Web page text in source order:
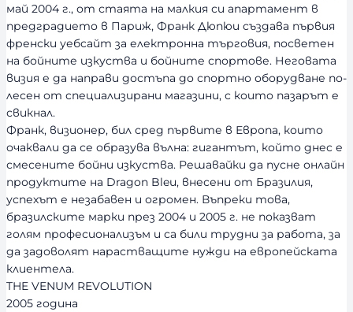
май 2004 г., от стаята на малкия си апартамент в
предградието в Париж, Франк Дюпюи създава първия
френски уебсайт за електронна търговия, посветен
на бойните изкуства и бойните спортове. Неговата
визия е да направи достъпа до спортно оборудване по-
лесен от специализирани магазини, с които пазарът е
свикнал.
Франк, визионер, бил сред първите в Европа, които
очаквали да се образува вълна: гигантът, който днес е
смесените бойни изкуства. Решавайки да пусне онлайн
продуктите на Dragon Bleu, внесени от Бразилия,
успехът е незабавен и огромен. Въпреки това,
бразилските марки през 2004 и 2005 г. не показват
голям професионализъм и са били трудни за работа, за
да задоволят нарастващите нужди на европейската
клиентела.
THE VENUM REVOLUTION
2005 година